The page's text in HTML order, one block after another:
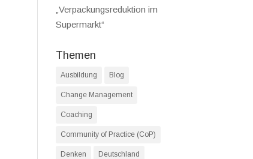
„Verpackungsreduktion im
Supermarkt“
Themen
Ausbildung Blog
Change Management
Coaching
Community of Practice (CoP)
Denken Deutschland